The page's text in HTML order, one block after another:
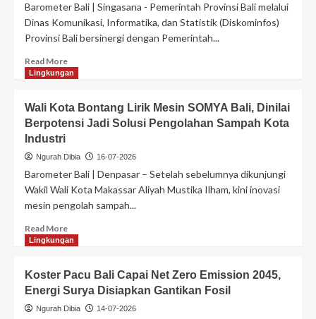
Barometer Bali | Singasana - Pemerintah Provinsi Bali melalui
Dinas Komunikasi, Informatika, dan Statistik (Diskominfos)
Provinsi Bali bersinergi dengan Pemerintah...
Read More
Lingkungan
Wali Kota Bontang Lirik Mesin SOMYA Bali, Dinilai
Berpotensi Jadi Solusi Pengolahan Sampah Kota
Industri
Ngurah Dibia 16-07-2026
Barometer Bali | Denpasar – Setelah sebelumnya dikunjungi
Wakil Wali Kota Makassar Aliyah Mustika Ilham, kini inovasi
mesin pengolah sampah...
Read More
Lingkungan
Koster Pacu Bali Capai Net Zero Emission 2045,
Energi Surya Disiapkan Gantikan Fosil
Ngurah Dibia 14-07-2026